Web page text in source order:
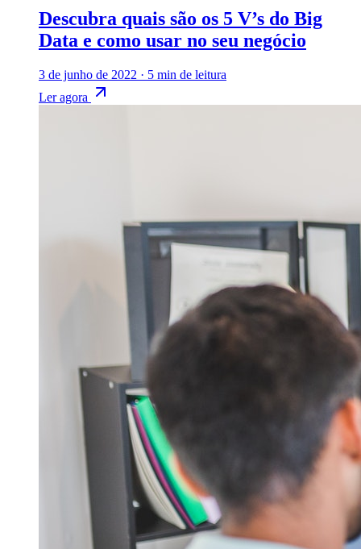
Descubra quais são os 5 V’s do Big
Data e como usar no seu negócio
3 de junho de 2022 · 5 min de leitura
Ler agora